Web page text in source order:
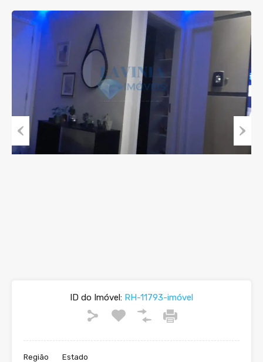
Previous Next
ID do Imóvel: RH-11793-imóvel
Região Estado